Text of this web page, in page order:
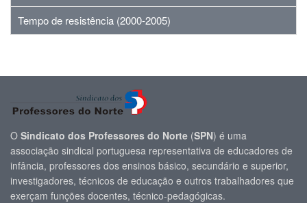
Tempo de resistência (2000-2005)
O Sindicato dos Professores do Norte (SPN) é uma
associação sindical portuguesa representativa de educadores de
infância, professores dos ensinos básico, secundário e superior,
investigadores, técnicos de educação e outros trabalhadores que
exerçam funções docentes, técnico-pedagógicas.